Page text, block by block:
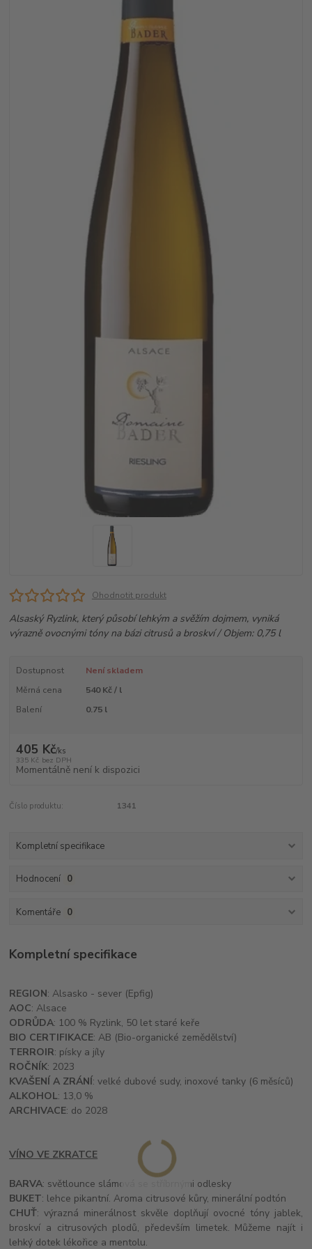
Ohodnotit produkt
Alsaský Ryzlink, který působí lehkým a svěžím dojmem, vyniká
výrazně ovocnými tóny na bázi citrusů a broskví / Objem: 0,75 l
Dostupnost
Není skladem
Měrná cena
540 Kč / l
Balení
0.75 l
405 Kč/ks
335 Kč bez DPH
Momentálně není k dispozici
Číslo produktu: 1341
Kompletní specifikace
Hodnocení 0
Komentáře 0
Kompletní specifikace
REGION: Alsasko - sever (Epfig)
AOC: Alsace
ODRŮDA: 100 % Ryzlink, 50 let staré keře
BIO CERTIFIKACE: AB (Bio-organické zemědělství)
TERROIR: písky a jíly
ROČNÍK: 2023
KVAŠENÍ A ZRÁNÍ: velké dubové sudy, inoxové tanky (6 měsíců)
ALKOHOL: 13,0 %
ARCHIVACE: do 2028
VÍNO VE ZKRATCE
BARVA: světlounce slámová se stříbrnými odlesky
BUKET: lehce pikantní. Aroma citrusové kůry, minerální podtón
CHUŤ: výrazná minerálnost skvěle doplňují ovocné tóny jablek,
broskví a citrusových plodů, především limetek. Můžeme najít i
lehký dotek lékořice a mentolu.